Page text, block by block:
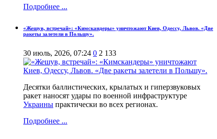
Подробнее ...
«Жешув, встречай»: «Кимскандеры» уничтожают Киев, Одессу, Львов. «Две
ракеты залетели в Польшу».
30 июль, 2026, 07:24 0 2 133
Десятки баллистических, крылатых и гиперзвуковых
ракет наносят удары по военной инфраструктуре
Украины практически во всех регионах.
Подробнее ...